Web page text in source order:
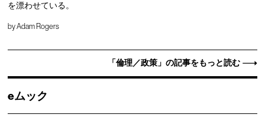
を漂わせている。
byAdam Rogers
「倫理／政策」の記事をもっと読む
eムック